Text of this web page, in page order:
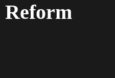
Reform